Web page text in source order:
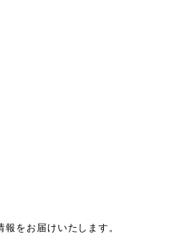
をお届けいたします。